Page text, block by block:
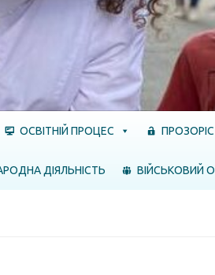
ОСВІТНІЙ ПРОЦЕС
ДІЯЛЬНІСТЬ ВІЙСЬКОВИЙ